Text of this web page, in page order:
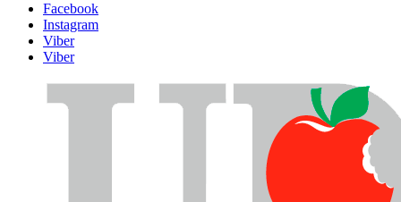
Facebook
Instagram
Viber
Viber